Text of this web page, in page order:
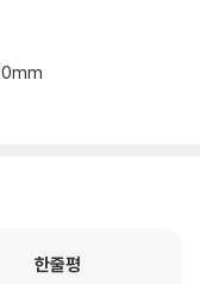
한줄평